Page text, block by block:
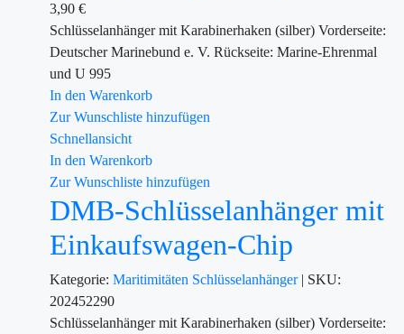
3,90 €
Schlüsselanhänger mit Karabinerhaken (silber) Vorderseite:
Deutscher Marinebund e. V. Rückseite: Marine-Ehrenmal
und U 995
In den Warenkorb
Zur Wunschliste hinzufügen
Schnellansicht
In den Warenkorb
Zur Wunschliste hinzufügen
DMB-Schlüsselanhänger mit
Einkaufswagen-Chip
Kategorie: Maritimitäten Schlüsselanhänger | SKU:
202452290
Schlüsselanhänger mit Karabinerhaken (silber) Vorderseite: